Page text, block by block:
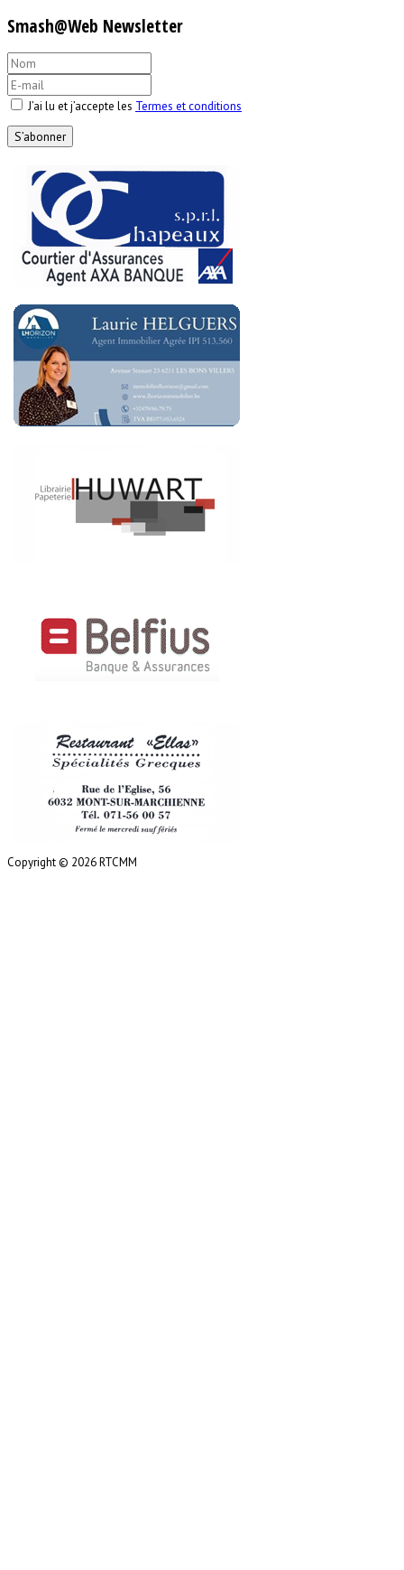
Smash@Web Newsletter
J’ai lu et j’accepte les Termes et conditions
Copyright © 2026 RTCMM